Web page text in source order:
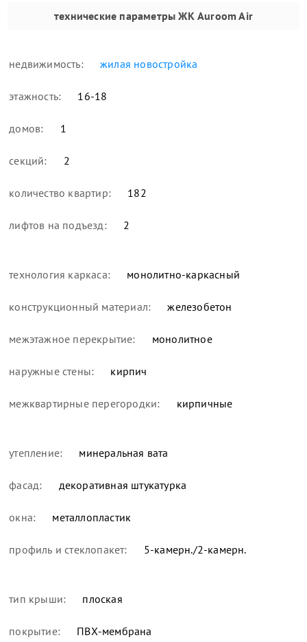
технические параметры ЖК Auroom Air
недвижимость: жилая новостройка
этажность: 16-18
домов: 1
секций: 2
количество квартир: 182
лифтов на подъезд: 2
технология каркаса: монолитно-каркасный
конструкционный материал: железобетон
межэтажное перекрытие: монолитное
наружные стены: кирпич
межквартирные перегородки: кирпичные
утепление: минеральная вата
фасад: декоративная штукатурка
окна: металлопластик
профиль и стеклопакет: 5-камерн./2-камерн.
тип крыши: плоская
покрытие: ПВХ-мембрана